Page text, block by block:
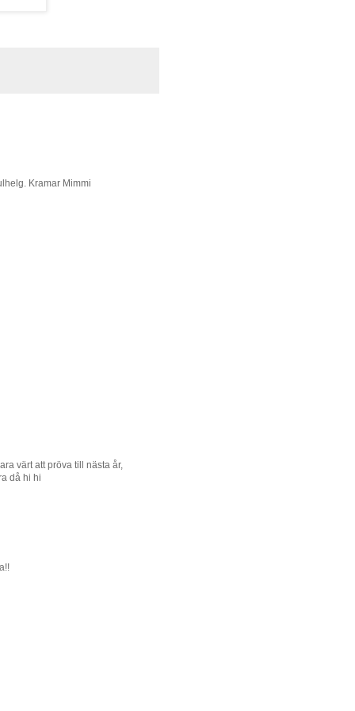
Kramar Mimmi
värt att pröva till nästa år,
då hi hi